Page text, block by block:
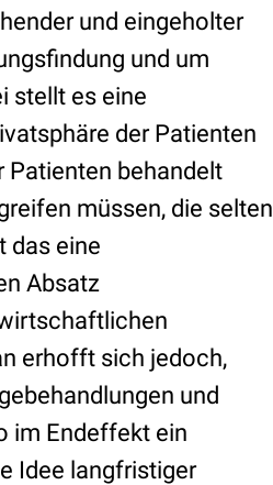
und eingeholter
und um
stellt es eine
der Patienten
Patienten behandelt
müssen, die selten
das eine
Absatz
erhofft sich jedoch,
und
im Endeffekt ein
Idee langfristiger